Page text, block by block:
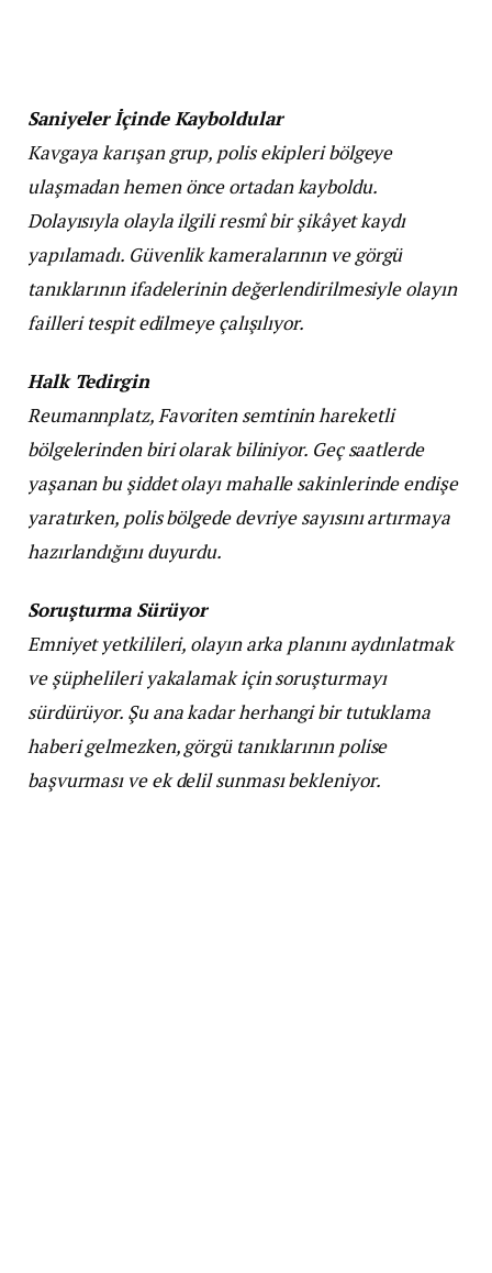
Saniyeler İçinde Kayboldular
Kavgaya karışan grup, polis ekipleri bölgeye
ulaşmadan hemen önce ortadan kayboldu.
Dolayısıyla olayla ilgili resmî bir şikâyet kaydı
yapılamadı. Güvenlik kameralarının ve görgü
tanıklarının ifadelerinin değerlendirilmesiyle olayın
failleri tespit edilmeye çalışılıyor.
Halk Tedirgin
Reumannplatz, Favoriten semtinin hareketli
bölgelerinden biri olarak biliniyor. Geç saatlerde
yaşanan bu şiddet olayı mahalle sakinlerinde endişe
yaratırken, polis bölgede devriye sayısını artırmaya
hazırlandığını duyurdu.
Soruşturma Sürüyor
Emniyet yetkilileri, olayın arka planını aydınlatmak
ve şüphelileri yakalamak için soruşturmayı
sürdürüyor. Şu ana kadar herhangi bir tutuklama
haberi gelmezken, görgü tanıklarının polise
başvurması ve ek delil sunması bekleniyor.